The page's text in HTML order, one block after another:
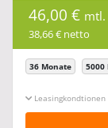
46,00 € mtl.
38,66 € netto
36 Monate 5000